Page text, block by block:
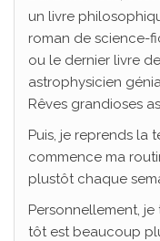
un livre
roman de science-
ou le dernier livre
astrophysicien
Rêves grandioses
Puis, je reprends la
commence ma
plustôt chaque
Personnellement,
tôt est beaucoup